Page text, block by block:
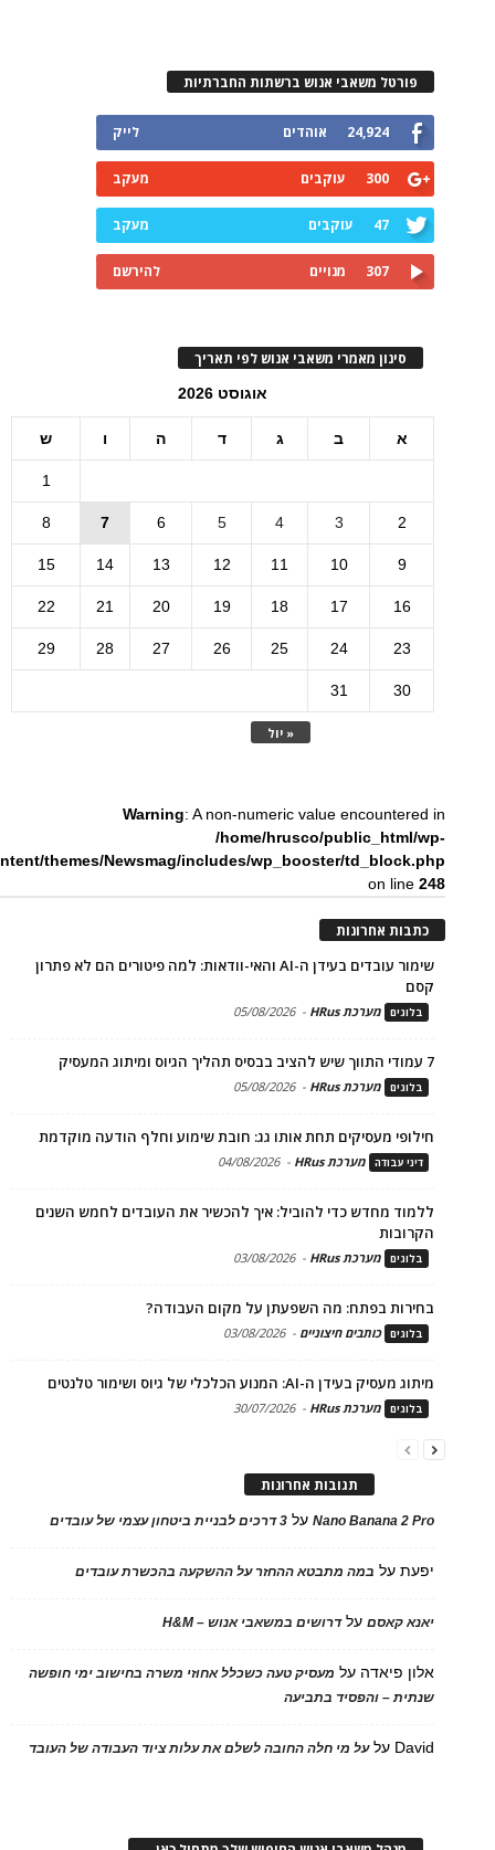
פורטל משאבי אנוש ברשתות החברתיות
24,924 אוהדים לייק
300 עוקבים מעקב
47 עוקבים מעקב
307 מנויים להירשם
סינון מאמרי משאבי אנוש לפי תאריך
אוגוסט 2026
א ב ג ד ה ו ש
« יול
1
2
3
4
5
6
7
8
9
10
11
12
13
14
15
16
17
18
19
20
21
22
23
24
25
26
27
28
29
30
31
Warning: A non-numeric value encountered in
/home/hrusco/public_html/wp-
themes/Newsmag/includes/wp_booster/td_block.php
on line248
כתבות אחרונות
שימור עובדים בעידן ה-AI והאי-וודאות: למה פיטורים הם לא פתרון
קסם
בלוגים מערכת HRus -
05/08/2026
7 עמודי התווך שיש להציב בבסיס תהליך הגיוס ומיתוג המעסיק
בלוגים מערכת HRus -
05/08/2026
חילופי מעסיקים תחת אותו גג: חובת שימוע וחלף הודעה מוקדמת
דיני עבודה מערכת HRus -
04/08/2026
ללמוד מחדש כדי להוביל: איך להכשיר את העובדים לחמש השנים
הקרובות
בלוגים מערכת HRus -
03/08/2026
בחירות בפתח: מה השפעתן על מקום העבודה?
בלוגים כותבים חיצוניים -
03/08/2026
מיתוג מעסיק בעידן ה-AI: המנוע הכלכלי של גיוס ושימור טלנטים
בלוגים מערכת HRus -
30/07/2026
תגובות אחרונות
Nano Banana 2 Proעל 3 דרכים לבניית ביטחון עצמי של עובדים
יפעתעל במה מתבטא ההחזר על ההשקעה בהכשרת עובדים
יאנא קאסםעלדרושים במשאבי אנוש – H&M
אלון פיאדה על מעסיק טעה כשכלל אחוזי משרה בחישוב ימי חופשה
שנתית – והפסיד בתביעה
David עלעל מי חלה החובה לשלם את עלות ציוד העבודה של העובד